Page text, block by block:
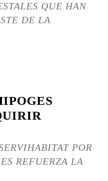
QUE HAN
DE LA
POR
REFUERZA LA